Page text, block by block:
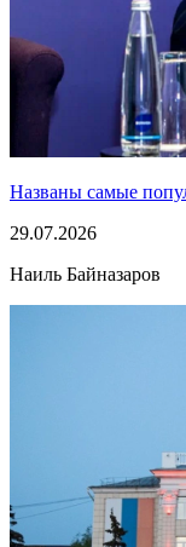
Названы самые
29.07.2026
Наиль Байназаров